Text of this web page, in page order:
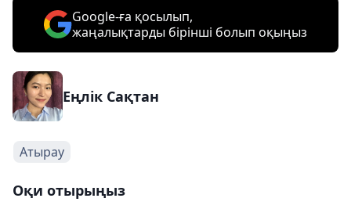
Google-ға қосылып,
жаңалықтарды бірінші болып оқыңыз
Еңлік Сақтан
Атырау
Оқи отырыңыз